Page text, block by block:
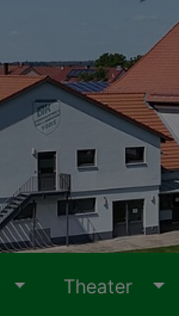
Theater